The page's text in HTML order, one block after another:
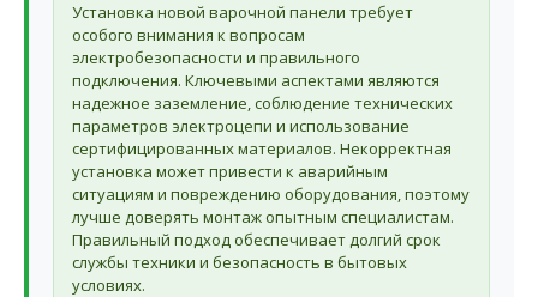
Установка новой варочной панели требует
особого внимания к вопросам
электробезопасности и правильного
подключения. Ключевыми аспектами являются
надежное заземление, соблюдение технических
параметров электроцепи и использование
сертифицированных материалов. Некорректная
установка может привести к аварийным
ситуациям и повреждению оборудования, поэтому
лучше доверять монтаж опытным специалистам.
Правильный подход обеспечивает долгий срок
службы техники и безопасность в бытовых
условиях.